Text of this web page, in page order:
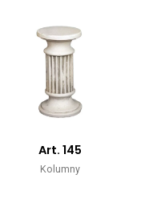
Art. 145
Kolumny